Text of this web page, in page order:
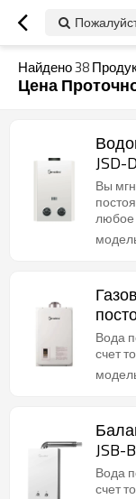
Найдено38
Цена
JSD-
Вы
любое
Вода
счет
JSB-
Вода
счет